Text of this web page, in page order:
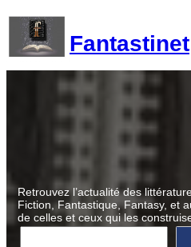
contenu
Fantastinet
Retrouvez l’actualité des
Fiction, Fantastique, Fantasy, et
de celles et ceux qui les
R